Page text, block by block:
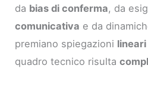
da bias di conferma, da
comunicativa e da
premiano spiegazioni lineari
quadro tecnico risulta